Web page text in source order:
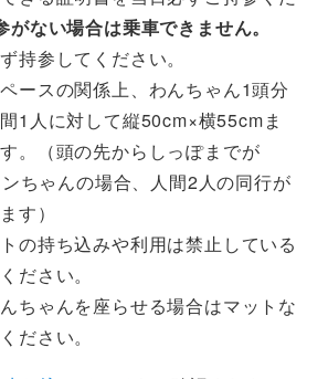
がない場合は乗車できません。
持参してください。
ースの関係上、わんちゃん1頭分
1人に対して縦50cm×横55cmま
。（頭の先からしっぽまでが
ちゃんの場合、人間2人の同行が
す）
の持ち込みや利用は禁止している
ださい。
ちゃんを座らせる場合はマットな
ださい。